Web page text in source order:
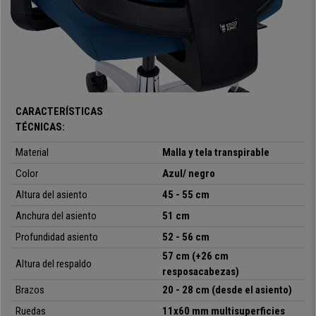
de alta densidad (50 kg/m³)
, lo que garantiza el máximo confort y
una deformación nula con el paso del tiempo. Está
tapizado en
tela resistente
y de fácil cuidado, disponible en colores
Incluye mecanismo sincronizado de reclinación, con 4
muy interesante, ya que la mayor libertad de movimientos que
otorga supone favorecer la circulación sanguínea. Es posible
además regular la tensión o dureza con la que la silla se reclina.
Podrás descansar unos instantes y recargar energías para afrontar
el trabajo o estudio.
reposabrazos 3D.
Se pueden regular en altura, ángulo y
profundidad, e incluyen unas suaves almohadillas de material
tapizado en material transpirable, tiene también
CARACTERÍSTICAS
TÉCNICAS:
Material
Malla y tela transpirable
Color
Azul/ negro
Altura del asiento
45 - 55 cm
Anchura del asiento
51 cm
Profundidad asiento
52 - 56 cm
Altura del respaldo
57 cm (+26 cm
resposacabezas)
Brazos
20 - 28 cm (desde el asiento)
Ruedas
11x60 mm multisuperficies